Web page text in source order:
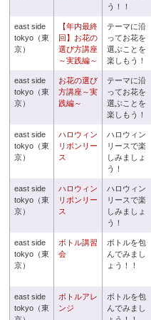
う！！
east side
tokyo（東
京）
【年内最終
回】お花の
選び方講座
～実践編～
テーマに沿
ってお花を
選ぶことを
楽しもう！
east side
tokyo（東
京）
お花の選び
方講座～実
践編～
テーマに沿
ってお花を
選ぶことを
楽しもう！
east side
tokyo（東
京）
ハロウィン
リボンリー
ス
ハロウィン
リースで楽
しみましょ
う！
east side
tokyo（東
京）
ハロウィン
リボンリー
ス
ハロウィン
リースで楽
しみましょ
う！
east side
tokyo（東
京）
ボトル講習
会
ボトルを包
んでみまし
ょう！！
east side
tokyo（東
ボトルアレ
ンジ
ボトルを包
んでみまし